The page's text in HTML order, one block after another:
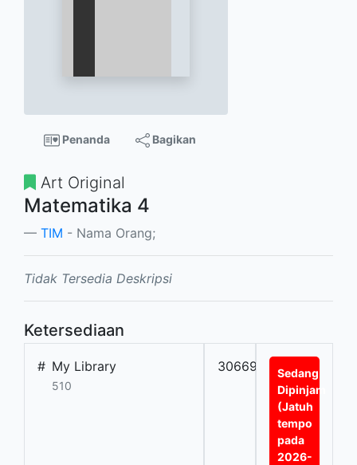
Penanda Bagikan
Art Original
Matematika 4
TIM - Nama Orang;
Tidak Tersedia Deskripsi
Ketersediaan
# My Library
510
30669
Sedang
Dipinjam
(Jatuh
tempo
pada
2026-